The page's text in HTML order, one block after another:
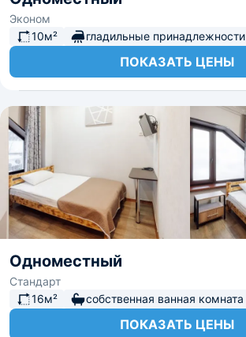
Эконом
10м²
гладильные принадлежности
ПОКАЗАТЬ ЦЕНЫ
Одноместный
Стандарт
16м²
собственная ванная комната
ПОКАЗАТЬ ЦЕНЫ